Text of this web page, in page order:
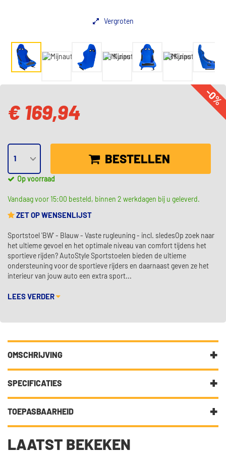
Vergroten
-0%
€ 169,94
BESTELLEN
Op voorraad
Vandaag voor 15:00 besteld, binnen 2 werkdagen bij u geleverd.
ZET OP WENSENLIJST
Sportstoel 'BW' - Blauw - Vaste rugleuning - incl. sledesOp zoek naar
het ultieme gevoel en het optimale niveau van comfort tijdens het
sportieve rijden? AutoStyle Sportstoelen bieden de ultieme
ondersteuning voor de sportieve rijders en daarnaast geven ze het
interieur van jouw auto een extra sport...
LEES VERDER
OMSCHRIJVING
Sportstoel 'BW' - Blauw - Vaste
rugleuning - incl. sledes
Op zoek naar het ultieme gevoel en het optimale niveau van
comfort tijdens het sportieve rijden? AutoStyle
jouw auto een extra sportieve look.
SPECIFICATIES
Fabrikantcode
Merk Mijnautoonderdelen
Categorie Sportstoelen
TOEPASBAARHEID
LAATST BEKEKEN